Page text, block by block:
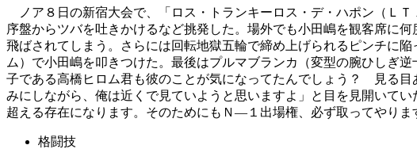
ノア８日の新宿大会で、「ロス・トランキーロス・デ・ハポン（Ｌ
序盤からツバを吐きかけるなど挑発した。場外でも小田嶋を観客席
飛ばされてしまう。さらには回転地獄五輪で締め上げられるピンチに
ム）で小田嶋を叩きつけた。最後はプルマブランカ（変型の腕ひし
子である高橋ヒロム君も彼のことが気になってたんでしょう？ 見る
みにしながら、俺は近くで見ていようと思いますよ」と目を見開いて
超える存在になります。そのためにもＮ―１出場権、必ず取ってやり
格闘技